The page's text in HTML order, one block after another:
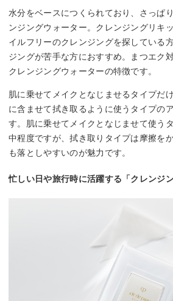
水分をベースにつくられており、さっぱ
ンジングウォーター。クレンジングリキ
イルフリーのクレンジングを探している
ジングが苦手な方におすすめ。まつエク
クレンジングウォーターの特徴です。
肌に乗せてメイクとなじませるタイプだ
に含ませて拭き取るように使うタイプの
す。肌に乗せてメイクとなじませて使う
中程度ですが、拭き取りタイプは摩擦を
も落としやすいのが魅力です。
忙しい日や旅行時に活躍する「クレンジン